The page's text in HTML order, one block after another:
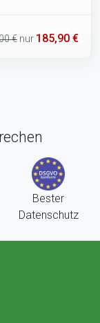
€ nur 185,90 €
Bester
Datenschutz